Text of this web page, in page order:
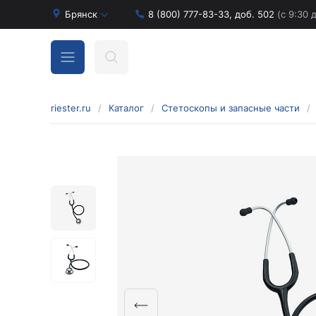
Брянск 8 (800) 777-83-33, доб. 502 (с 9:30
Бинокулярные лупы
Оголовья для бинокулярных луп
офтальмоскопов
Диагностические наборы de luxe
Диагностические наборы Econom
riester.ru / Каталог / Стетоскопы и запасные части /